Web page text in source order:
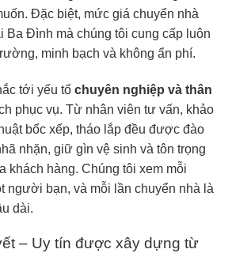
Đặc biệt, mức giá chuyển nhà
Ba Đình mà chúng tôi cung cấp luôn
minh bạch và không ẩn phí.
tới yếu tố chuyên nghiệp và thân
phục vụ. Từ nhân viên tư vấn, khảo
bốc xếp, tháo lắp đều được đào
nhặn, giữ gìn vệ sinh và tôn trọng
khách hàng. Chúng tôi xem mỗi
người bạn, và mỗi lần chuyển nhà là
dài.
– Uy tín được xây dựng từ